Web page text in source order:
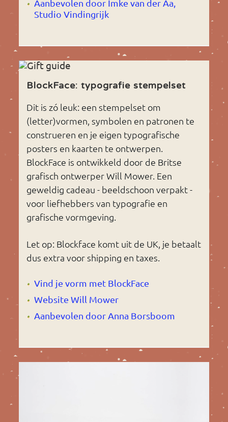
Aanbevolen door Imke van der Aa,
Studio Vindingrijk
BlockFace: typografie stempelset
Dit is zó leuk: een stempelset om
(letter)vormen, symbolen en patronen te
construeren en je eigen typografische
posters en kaarten te ontwerpen.
BlockFace is ontwikkeld door de Britse
grafisch ontwerper Will Mower. Een
geweldig cadeau - beeldschoon verpakt -
voor liefhebbers van typografie en
grafische vormgeving.
Let op: Blockface komt uit de UK, je betaalt
dus extra voor shipping en taxes.
Vind je vorm met BlockFace
Website Will Mower
Aanbevolen door Anna Borsboom